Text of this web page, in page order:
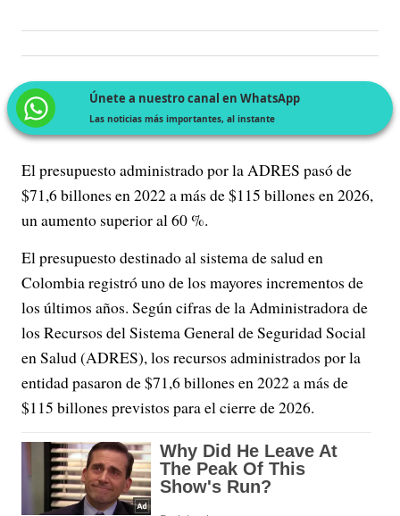
Únete a nuestro canal en WhatsApp
Las noticias más importantes, al instante
El presupuesto administrado por la ADRES pasó de
$71,6 billones en 2022 a más de $115 billones en 2026,
un aumento superior al 60 %.
El presupuesto destinado al sistema de salud en
Colombia registró uno de los mayores incrementos de
los últimos años. Según cifras de la Administradora de
los Recursos del Sistema General de Seguridad Social
en Salud (ADRES), los recursos administrados por la
entidad pasaron de $71,6 billones en 2022 a más de
$115 billones previstos para el cierre de 2026.